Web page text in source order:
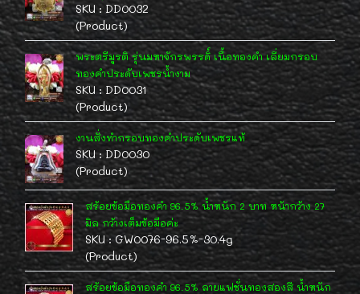
SKU : DD0032
(Product)
พระตรีมูรติ รุ่นมหาจักรพรรดิ์ เนื้อทองคำ เลี่ยมกรอบ
ทองคำประดับเพชรน้ำงาม
SKU : DD0031
(Product)
งานสั่งทำกรอบทองคำประดับเพชรแท้
SKU : DD0030
(Product)
สร้อยข้อมือทองคำ 96.5% น้ำหนัก 2 บาท หน้ากว้าง 27
มิล กว้างเต็มข้อมือค่ะ
SKU : GW0076-96.5%-30.4g
(Product)
สร้อยข้อมือทองคำ 96.5% ลายแฟชั่นทองสองสี น้ำหนัก